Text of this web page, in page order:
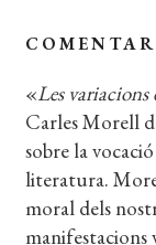
«Les variacions
Carles Morell
sobre la
literatura.
moral dels
manifestacions